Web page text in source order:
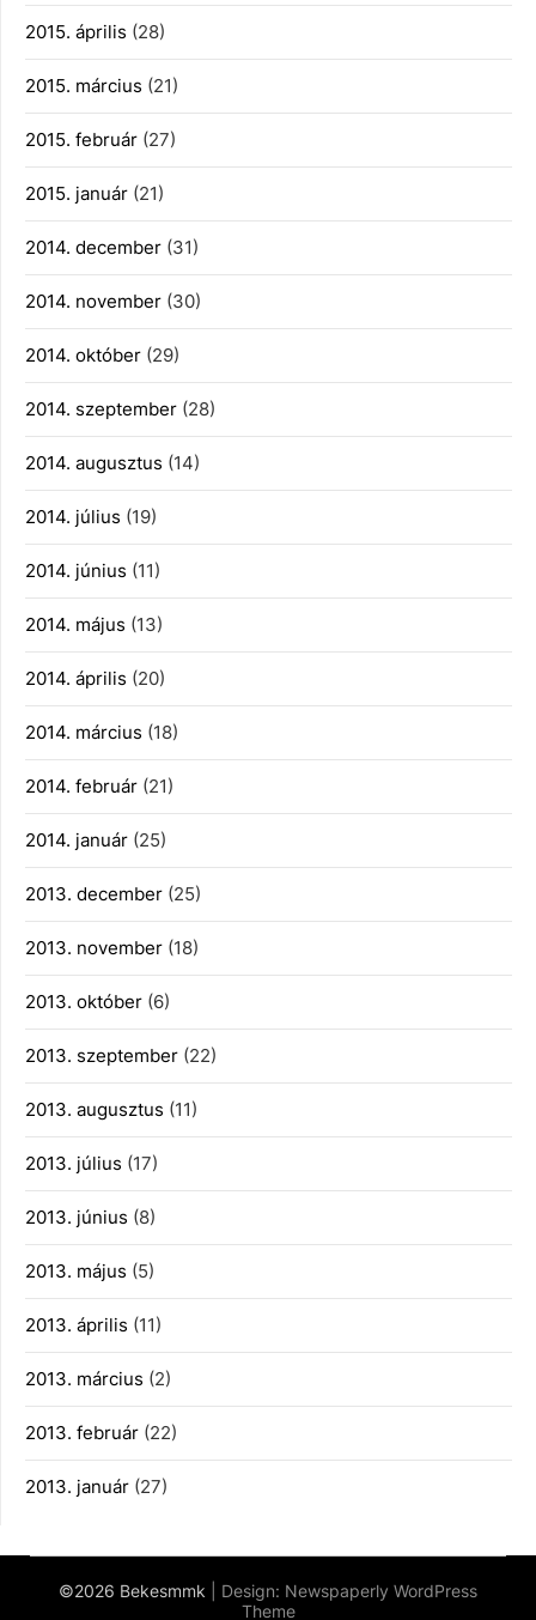
2015. április (28)
2015. március (21)
2015. február (27)
2015. január (21)
2014. december (31)
2014. november (30)
2014. október (29)
2014. szeptember (28)
2014. augusztus (14)
2014. július (19)
2014. június (11)
2014. május (13)
2014. április (20)
2014. március (18)
2014. február (21)
2014. január (25)
2013. december (25)
2013. november (18)
2013. október (6)
2013. szeptember (22)
2013. augusztus (11)
2013. július (17)
2013. június (8)
2013. május (5)
2013. április (11)
2013. március (2)
2013. február (22)
2013. január (27)
©2026 Bekesmmk | Design: Newspaperly WordPress
Theme